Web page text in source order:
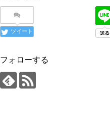
ツイート
フォローする